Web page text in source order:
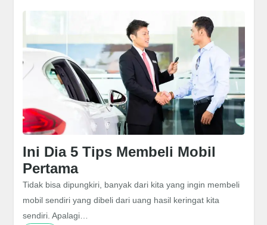
Ini Dia 5 Tips Membeli Mobil
Pertama
Tidak bisa dipungkiri, banyak dari kita yang ingin membeli
mobil sendiri yang dibeli dari uang hasil keringat kita
sendiri. Apalagi…